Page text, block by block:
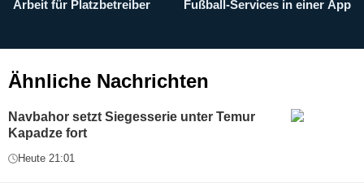
Arbeit für Platzbetreiber
Fußball-Services in einer App
Ähnliche Nachrichten
Navbahor setzt Siegesserie unter Temur
Kapadze fort
Heute 21:01